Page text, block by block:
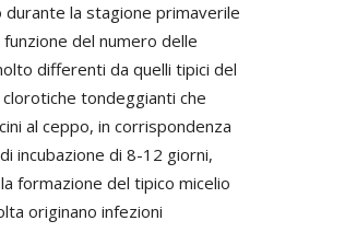
la stagione primaverile
del numero delle
differenti da quelli tipici del
tondeggianti che
al ceppo, in corrispondenza
incubazione di 8-12 giorni,
formazione del tipico micelio
originano infezioni